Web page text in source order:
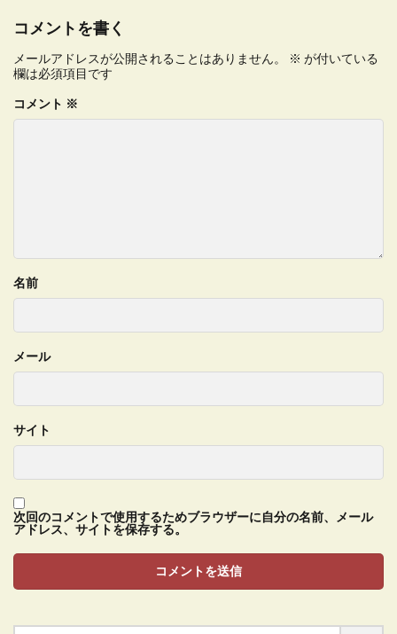
コメントを書く
メールアドレスが公開されることはありません。 ※ が付いている
欄は必須項目です
コメント ※
名前
メール
サイト
次回のコメントで使用するためブラウザーに自分の名前、メール
アドレス、サイトを保存する。